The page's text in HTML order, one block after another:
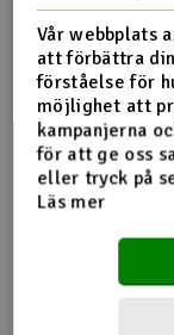
Scooter
Solenergi
Verktyg,
TRX- 1996 Idler
Fler detaljer
Produkten är
förknippad med
Vår webbplats
att förbättra
förståelse för
möjlighet att
kampanjerna
för att ge oss
eller tryck på
Läs mer